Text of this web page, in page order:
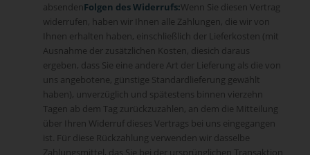
absendenFolgen des Widerrufs:Wenn Sie diesen Vertrag
widerrufen, haben wir Ihnen alle Zahlungen, die wir von
Ihnen erhalten haben, einschließlich der Lieferkosten (mit
Ausnahme der zusätzlichen Kosten, diesich daraus
ergeben, dass Sie eine andere Art der Lieferung als die von
uns angebotene, günstige Standardlieferung gewählt
haben), unverzüglich und spätestens binnen vierzehn
Tagen ab dem Tag zurückzuzahlen, an dem die Mitteilung
über Ihren Widerruf dieses Vertrags bei uns eingegangen
ist. Für diese Rückzahlung verwenden wir dasselbe
Zahlungsmittel, das Sie bei der ursprünglichen Transaktion